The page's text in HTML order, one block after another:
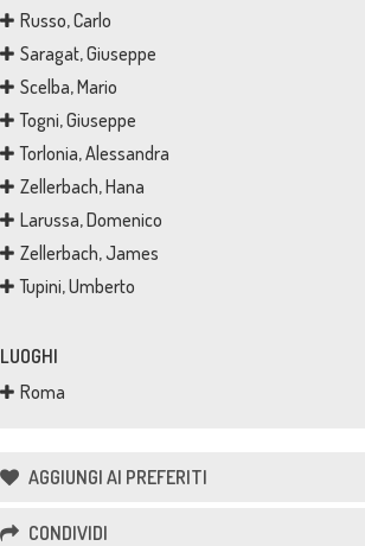
Russo, Carlo
Saragat, Giuseppe
Scelba, Mario
Togni, Giuseppe
Torlonia, Alessandra
Zellerbach, Hana
Larussa, Domenico
Zellerbach, James
Tupini, Umberto
LUOGHI
Roma
AGGIUNGI AI PREFERITI
CONDIVIDI